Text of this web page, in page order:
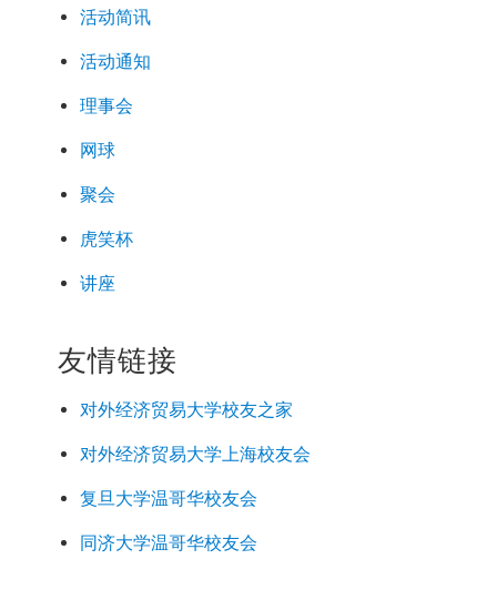
活动简讯
活动通知
理事会
网球
聚会
虎笑杯
讲座
友情链接
对外经济贸易大学校友之家
对外经济贸易大学上海校友会
复旦大学温哥华校友会
同济大学温哥华校友会